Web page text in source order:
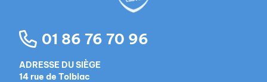
01 86 76 70 96
ADRESSE DU SIÈGE
14 rue de Tolbiac